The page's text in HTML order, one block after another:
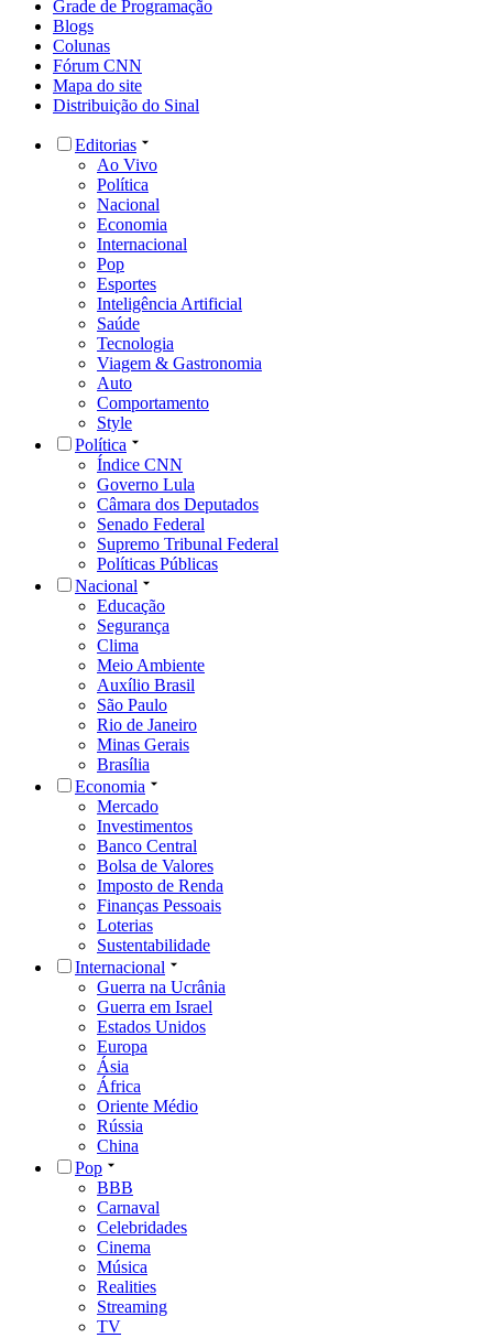
Grade de Programação
Blogs
Colunas
Fórum CNN
Mapa do site
Distribuição do Sinal
Editorias
Ao Vivo
Política
Nacional
Economia
Internacional
Pop
Esportes
Inteligência Artificial
Saúde
Tecnologia
Viagem & Gastronomia
Auto
Comportamento
Style
Política
Índice CNN
Governo Lula
Câmara dos Deputados
Senado Federal
Supremo Tribunal Federal
Políticas Públicas
Nacional
Educação
Segurança
Clima
Meio Ambiente
Auxílio Brasil
São Paulo
Rio de Janeiro
Minas Gerais
Brasília
Economia
Mercado
Investimentos
Banco Central
Bolsa de Valores
Imposto de Renda
Finanças Pessoais
Loterias
Sustentabilidade
Internacional
Guerra na Ucrânia
Guerra em Israel
Estados Unidos
Europa
Ásia
África
Oriente Médio
Rússia
China
Pop
BBB
Carnaval
Celebridades
Cinema
Música
Realities
Streaming
TV